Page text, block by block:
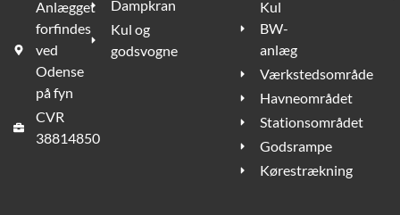
Anlægget
forfindes
ved
Odense
på fyn
CVR
38814850
Dampkran
Kul og
godsvogne
Kul
BW-
anlæg
Værkstedsområde
Havneområdet
Stationsområdet
Godsrampe
Kørestrækning